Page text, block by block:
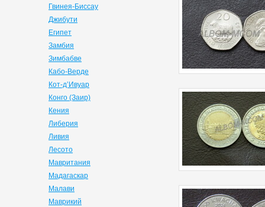
Гвинея-Биссау
Джибути
Египет
Замбия
Зимбабве
Кабо-Верде
Кот-д’Ивуар
Конго (Заир)
Кения
Либерия
Ливия
Лесото
Мавритания
Мадагаскар
Малави
Маврикий